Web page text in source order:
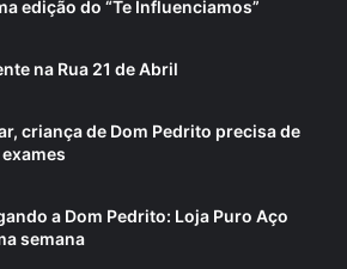
edição do “Te Influenciamos”
na Rua 21 de Abril
criança de Dom Pedrito precisa de
a Dom Pedrito: Loja Puro Aço
semana